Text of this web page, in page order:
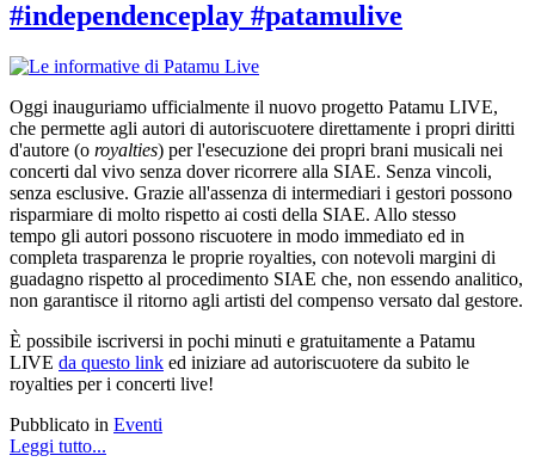
#independenceplay #patamulive
Oggi inauguriamo ufficialmente il nuovo progetto Patamu LIVE,
che permette agli autori di autoriscuotere direttamente i propri diritti
d'autore (o royalties) per l'esecuzione dei propri brani musicali nei
concerti dal vivo senza dover ricorrere alla SIAE. Senza vincoli,
senza esclusive. Grazie all'assenza di intermediari i gestori possono
risparmiare di molto rispetto ai costi della SIAE. Allo stesso
tempo gli autori possono riscuotere in modo immediato ed in
completa trasparenza le proprie royalties, con notevoli margini di
guadagno rispetto al procedimento SIAE che, non essendo analitico,
non garantisce il ritorno agli artisti del compenso versato dal gestore.
È possibile iscriversi in pochi minuti e gratuitamente a Patamu
LIVE da questo link ed iniziare ad autoriscuotere da subito le
royalties per i concerti live!
Pubblicato in Eventi
Leggi tutto...